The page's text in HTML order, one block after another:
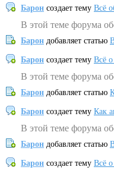
Барон создает тему Всё
В этой теме форума
Барон добавляет статью
Барон создает тему Всё
В этой теме форума
Барон добавляет статью
Барон создает тему Как
В этой теме форума
Барон добавляет статью
Барон создает тему Всё о